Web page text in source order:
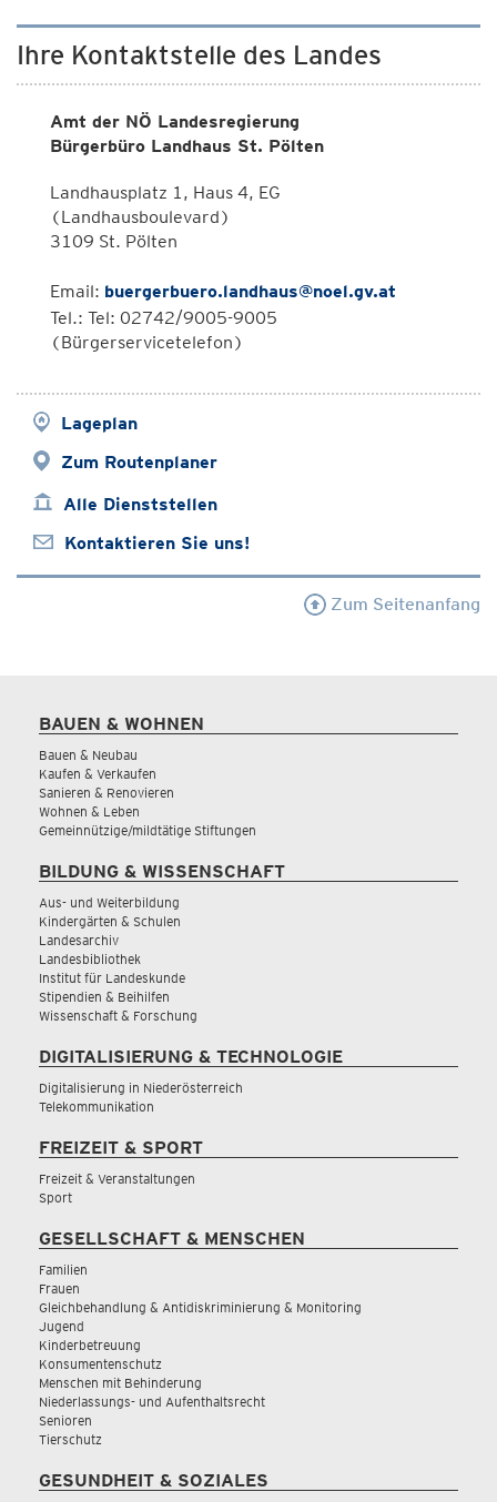
Ihre Kontaktstelle des Landes
Amt der NÖ Landesregierung
Bürgerbüro Landhaus St. Pölten
Landhausplatz 1, Haus 4, EG
(Landhausboulevard)
3109 St. Pölten
Email: buergerbuero.landhaus@noel.gv.at
Tel.: Tel: 02742/9005-9005
(Bürgerservicetelefon)
Lageplan
Zum Routenplaner
Alle Dienststellen
Kontaktieren Sie uns!
Zum Seitenanfang
BAUEN & WOHNEN
Bauen & Neubau
Kaufen & Verkaufen
Sanieren & Renovieren
Wohnen & Leben
Gemeinnützige/mildtätige Stiftungen
BILDUNG & WISSENSCHAFT
Aus- und Weiterbildung
Kindergärten & Schulen
Landesarchiv
Landesbibliothek
Institut für Landeskunde
Stipendien & Beihilfen
Wissenschaft & Forschung
DIGITALISIERUNG & TECHNOLOGIE
Digitalisierung in Niederösterreich
Telekommunikation
FREIZEIT & SPORT
Freizeit & Veranstaltungen
Sport
GESELLSCHAFT & MENSCHEN
Familien
Frauen
Gleichbehandlung & Antidiskriminierung & Monitoring
Jugend
Kinderbetreuung
Konsumentenschutz
Menschen mit Behinderung
Niederlassungs- und Aufenthaltsrecht
Senioren
Tierschutz
GESUNDHEIT & SOZIALES